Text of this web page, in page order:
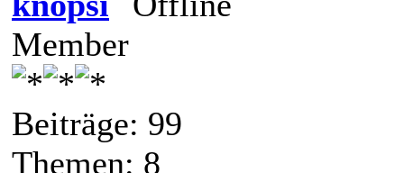
Member
Beiträge: 99
Themen: 8